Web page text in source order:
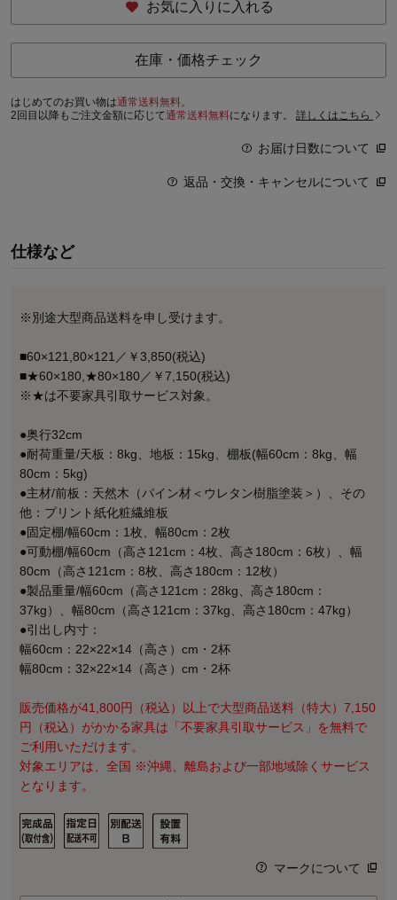
お気に入りに入れる
在庫・価格チェック
はじめてのお買い物は通常送料無料。
2回目以降もご注文金額に応じて通常送料無料になります。 詳しくはこちら
お届け日数について
返品・交換・キャンセルについて
仕様など
※別途大型商品送料を申し受けます。
■60×121,80×121／￥3,850(税込)
■★60×180,★80×180／￥7,150(税込)
※★は不要家具引取サービス対象。
●奥行32cm
●耐荷重量/天板：8kg、地板：15kg、棚板(幅60cm：8kg、幅
80cm：5kg)
●主材/前板：天然木（パイン材＜ウレタン樹脂塗装＞）、その
他：プリント紙化粧繊維板
●固定棚/幅60cm：1枚、幅80cm：2枚
●可動棚/幅60cm（高さ121cm：4枚、高さ180cm：6枚）、幅
80cm（高さ121cm：8枚、高さ180cm：12枚）
●製品重量/幅60cm（高さ121cm：28kg、高さ180cm：
37kg）、幅80cm（高さ121cm：37kg、高さ180cm：47kg）
●引出し内寸：
幅60cm：22×22×14（高さ）cm・2杯
幅80cm：32×22×14（高さ）cm・2杯
販売価格が41,800円（税込）以上で大型商品送料（特大）7,150
円（税込）がかかる家具は「不要家具引取サービス」を無料で
ご利用いただけます。
対象エリアは、全国 ※沖縄、離島および一部地域除くサービス
となります。
マークについて